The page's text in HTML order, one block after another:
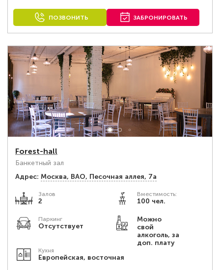
ПОЗВОНИТЬ ЗАБРОНИРОВАТЬ
Forest-hall
Банкетный зал
Адрес: Москва, ВАО, Песочная аллея, 7а
Залов
2
Вместимость:
100 чел.
Паркинг
Отсутствует
Можно
свой
алкоголь, за
доп. плату
Кухня
Европейская, восточная